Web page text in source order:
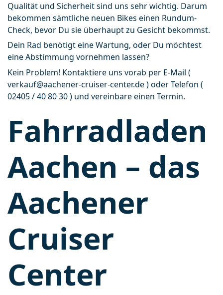
Qualität und Sicherheit sind uns sehr wichtig. Darum
bekommen sämtliche neuen Bikes einen Rundum-
Check, bevor Du sie überhaupt zu Gesicht bekommst.
Dein Rad benötigt eine Wartung, oder Du möchtest
eine Abstimmung vornehmen lassen?
Kein Problem! Kontaktiere uns vorab per E-Mail (
verkauf@aachener-cruiser-center.de ) oder Telefon (
02405 / 40 80 30 ) und vereinbare einen Termin.
Fahrradladen
Aachen – das
Aachener
Cruiser
Center